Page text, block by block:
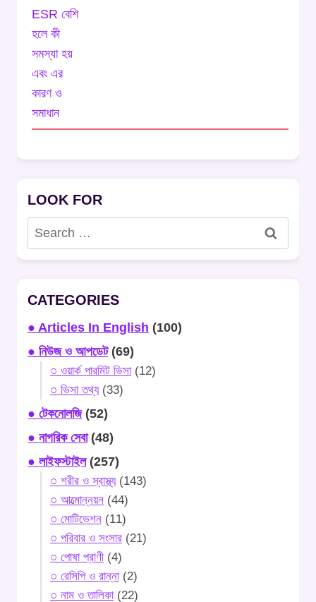
LOOK FOR
Search
for:
CATEGORIES
● Articles In English (100)
● নিউজ ও আপডেট(69)
○ ওয়ার্ক পারমিট ভিসা(12)
○ ভিসা তথ্য(33)
● টেকনোলজি(52)
● নাগরিক সেবা(48)
● লাইফস্টাইল(257)
○ শরীর ও স্বাস্থ্য(143)
○ আত্মোন্নয়ন (44)
○ মোটিভেশন (11)
○ পরিবার ও সংসার (21)
○ পোষা প্রাণী (4)
○ রেসিপি ও রান্না(2)
○ নাম ও তালিকা(22)